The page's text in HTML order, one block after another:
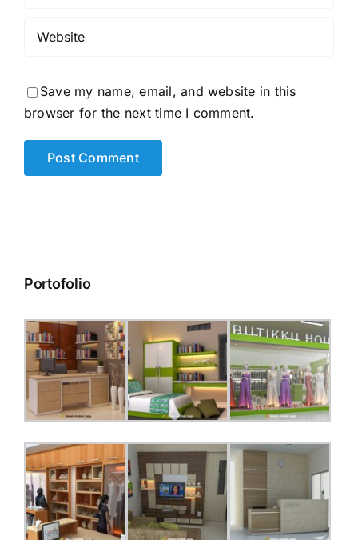
Save my name, email, and website in this
browser for the next time I comment.
Portofolio